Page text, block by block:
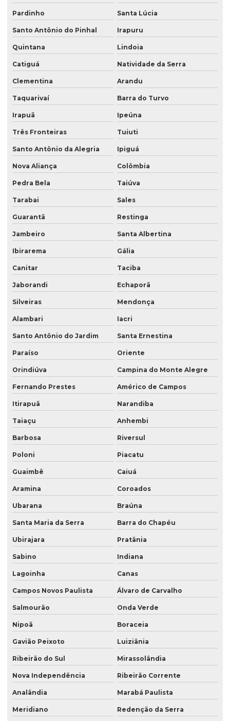
Pardinho Santa Lúcia
Santo Antônio do Pinhal Irapuru
Quintana Lindoia
Catiguá Natividade da Serra
Clementina Arandu
Taquarivaí Barra do Turvo
Irapuã Ipeúna
Três Fronteiras Tuiuti
Santo Antônio da Alegria Ipiguá
Nova Aliança Colômbia
Pedra Bela Taiúva
Tarabai Sales
Guarantã Restinga
Jambeiro Santa Albertina
Ibirarema Gália
Canitar Taciba
Jaborandi Echaporã
Silveiras Mendonça
Alambari Iacri
Santo Antônio do Jardim Santa Ernestina
Paraíso Oriente
Orindiúva Campina do Monte Alegre
Fernando Prestes Américo de Campos
Itirapuã Narandiba
Taiaçu Anhembi
Barbosa Riversul
Poloni Piacatu
Guaimbê Caiuá
Aramina Coroados
Ubarana Braúna
Santa Maria da Serra Barra do Chapéu
Ubirajara Pratânia
Sabino Indiana
Lagoinha Canas
Campos Novos Paulista Álvaro de Carvalho
Salmourão Onda Verde
Nipoã Boraceia
Gavião Peixoto Luiziânia
Ribeirão do Sul Mirassolândia
Nova Independência Ribeirão Corrente
Analândia Marabá Paulista
Meridiano Redenção da Serra